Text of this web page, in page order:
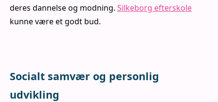
deres dannelse og modning. Silkeborg efterskole
kunne være et godt bud.
Socialt samvær og personlig
udvikling